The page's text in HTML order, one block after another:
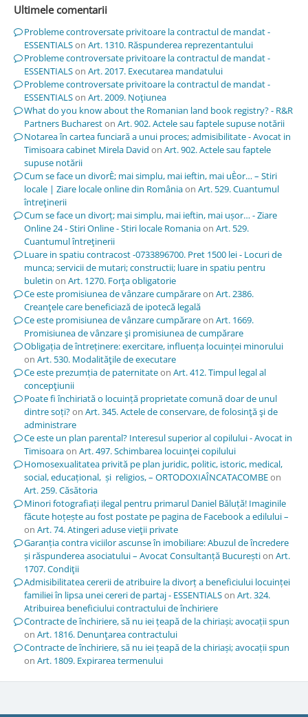
Ultimele comentarii
Probleme controversate privitoare la contractul de mandat -
ESSENTIALSon Art. 1310. Răspunderea reprezentantului
Probleme controversate privitoare la contractul de mandat -
ESSENTIALSon Art. 2017. Executarea mandatului
Probleme controversate privitoare la contractul de mandat -
ESSENTIALSon Art. 2009. Noţiunea
What do you know about the Romanian land book registry? - R&R
Partners Buchareston Art. 902. Actele sau faptele supuse notării
Notarea în cartea funciară a unui proces; admisibilitate - Avocat in
Timisoara cabinet Mirela David on Art. 902. Actele sau faptele
supuse notării
Cum se face un divorÈ; mai simplu, mai ieftin, mai uÈor… – Stiri
locale | Ziare locale online din Româniaon Art. 529. Cuantumul
întreţinerii
Cum se face un divorț; mai simplu, mai ieftin, mai ușor… - Ziare
Online 24 - Stiri Online - Stiri locale Romaniaon Art. 529.
Cuantumul întreţinerii
Luare in spatiu contracost -0733896700. Pret 1500 lei - Locuri de
munca; servicii de mutari; constructii; luare in spatiu pentru
buletin on Art. 1270. Forţa obligatorie
Ce este promisiunea de vânzare cumpărareon Art. 2386.
Creanţele care beneficiază de ipotecă legală
Ce este promisiunea de vânzare cumpărareon Art. 1669.
Promisiunea de vânzare şi promisiunea de cumpărare
Obligația de întreținere: exercitare, influența locuinței minorului
on Art. 530. Modalităţile de executare
Ce este prezumția de paternitateon Art. 412. Timpul legal al
concepţiunii
Poate fi închiriată o locuință proprietate comună doar de unul
dintre soți?on Art. 345. Actele de conservare, de folosinţă şi de
administrare
Ce este un plan parental? Interesul superior al copilului - Avocat in
Timisoaraon Art. 497. Schimbarea locuinţei copilului
Homosexualitatea privită pe plan juridic, politic, istoric, medical,
social, educațional, și religios, – ORTODOXIAÎNCATACOMBEon
Art. 259. Căsătoria
Minori fotografiați ilegal pentru primarul Daniel Băluță! Imaginile
făcute hoțește au fost postate pe pagina de Facebook a edilului –
on Art. 74. Atingeri aduse vieţii private
Garanția contra viciilor ascunse în imobiliare: Abuzul de încredere
și răspunderea asociatului – Avocat Consultanță Bucureștion Art.
1707. Condiţii
Admisibilitatea cererii de atribuire la divorț a beneficiului locuinței
familiei în lipsa unei cereri de partaj - ESSENTIALSon Art. 324.
Atribuirea beneficiului contractului de închiriere
Contracte de închiriere, să nu iei țeapă de la chiriași; avocații spun
on Art. 1816. Denunţarea contractului
Contracte de închiriere, să nu iei țeapă de la chiriași; avocații spun
on Art. 1809. Expirarea termenului